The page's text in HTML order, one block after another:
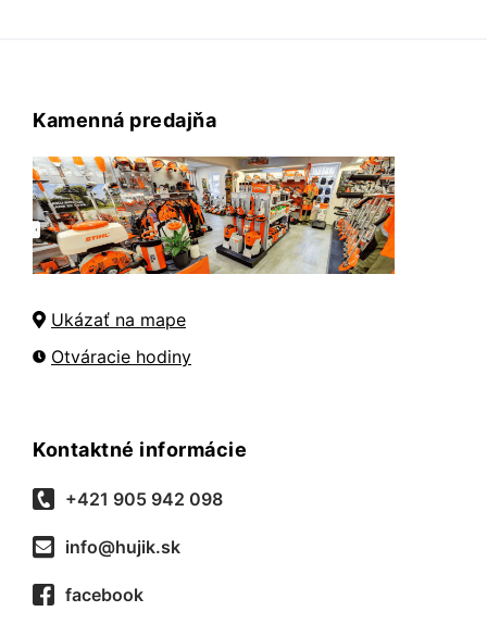
Kamenná predajňa
Ukázať na mape
Otváracie hodiny
Kontaktné informácie
+421 905 942 098
info@hujik.sk
facebook